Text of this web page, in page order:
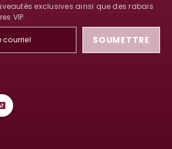
exclusives ainsi que des rabais
VIP.
SOUMETTRE